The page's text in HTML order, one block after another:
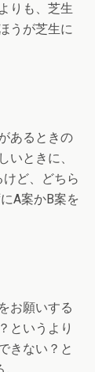
りも、芝生
うが芝生に
あるときの
いときに、
ど、どちら
A案かB案を
お願いする
というより
きない？と